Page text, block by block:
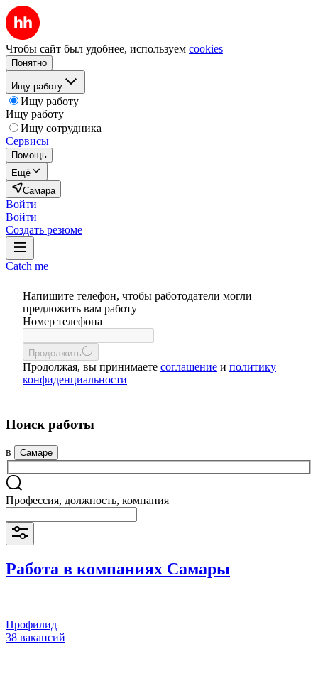
Чтобы сайт был удобнее, используем cookies
Понятно
Ищу работу
Ищу работу
Ищу работу
Ищу сотрудника
Сервисы
Помощь
Ещё
Самара
Войти
Войти
Создать резюме
Catch me
Напишите телефон, чтобы работодатели могли
предложить вам работу
Номер телефона
Продолжить
Продолжая, вы принимаете соглашение и политику
конфиденциальности
Поиск работы
в Самаре
Профессия, должность, компания
Работа в компаниях Самары
Профилид
38 вакансий